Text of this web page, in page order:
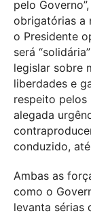
pelo
obrigatórias a
o Presidente
será
legislar sobre
liberdades e
respeito
alegada
conduzido,
Ambas as
como o
levanta sérias